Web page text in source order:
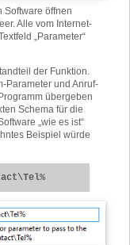
Software öffnen
Alle vom Internet-
„Parameter“
der Funktion.
Parameter und Anruf-
übergeben
Schema für die
„wie es ist“
Beispiel würde